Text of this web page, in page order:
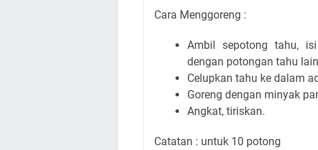
Cara Menggoreng :
Ambil sepotong tahu,
dengan potongan tahu
Celupkan tahu ke dalam
Goreng dengan minyak
Angkat, tiriskan.
Catatan : untuk 10 potong